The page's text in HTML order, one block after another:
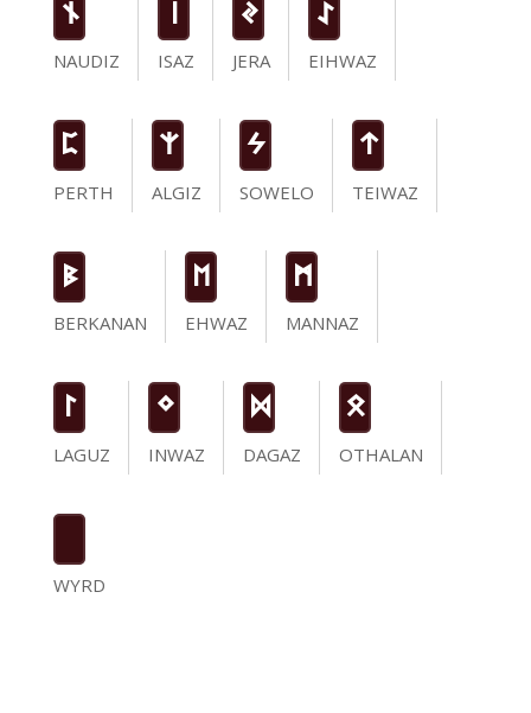
n
NAUDIZ
ISAZ
J
JERA
I
EIHWAZ
P
PERTH
Z
ALGIZ
S
SOWELO
t
TEIWAZ
B
BERKANAN
E
EHWAZ
M
MANNAZ
L
LAGUZ
N
INWAZ
D
DAGAZ
O
OTHALAN
WYRD